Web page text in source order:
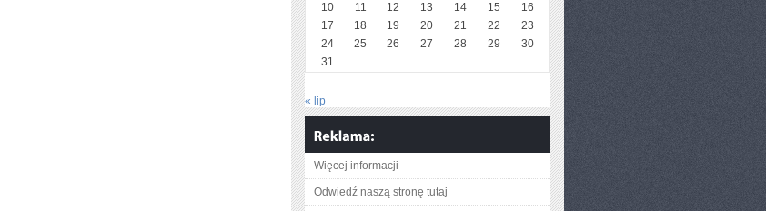
10
11 12 13 14 15
16
17
18 19 20 21 22
23
24
25 26 27 28 29
30
31
« lip
Więcej informacji
Odwiedź naszą stronę tutaj